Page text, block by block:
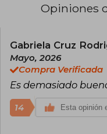
Opiniones
Gabriela Cruz
Mayo, 2026
Compra Verificada
Es demasiado
14 Esta opinión